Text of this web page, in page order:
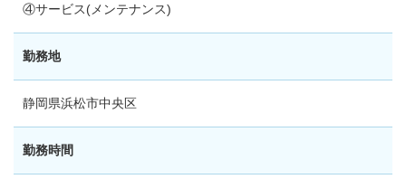
④サービス(メンテナンス)
勤務地
静岡県浜松市中央区
勤務時間